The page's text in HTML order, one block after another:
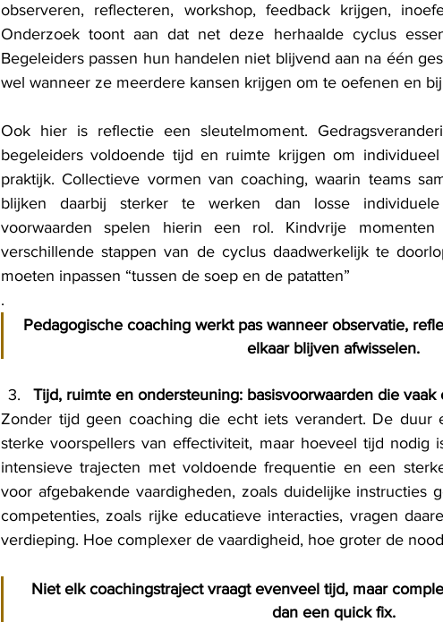
observeren, reflecteren, workshop, feedback krijgen,
Onderzoek toont aan dat net deze herhaalde cyclus
Begeleiders passen hun handelen niet blijvend aan na één
wel wanneer ze meerdere kansen krijgen om te oefenen en
Ook hier is reflectie een sleutelmoment.
begeleiders voldoende tijd en ruimte krijgen om
praktijk. Collectieve vormen van coaching, waarin teams
blijken daarbij sterker te werken dan losse
voorwaarden spelen hierin een rol. Kindvrije
verschillende stappen van de cyclus daadwerkelijk te
moeten inpassen “tussen de soep en de patatten”
.
Pedagogische coaching werkt pas wanneer observatie,
elkaar blijven afwisselen.
Tijd, ruimte en ondersteuning: basisvoorwaarden die vaak
Zonder tijd geen coaching die echt iets verandert. De duur
sterke voorspellers van effectiviteit, maar hoeveel tijd nodig
intensieve trajecten met voldoende frequentie en een
voor afgebakende vaardigheden, zoals duidelijke instructies
competenties, zoals rijke educatieve interacties, vragen
verdieping. Hoe complexer de vaardigheid, hoe groter de
Niet elk coachingstraject vraagt evenveel tijd, maar
dan een quick fix.